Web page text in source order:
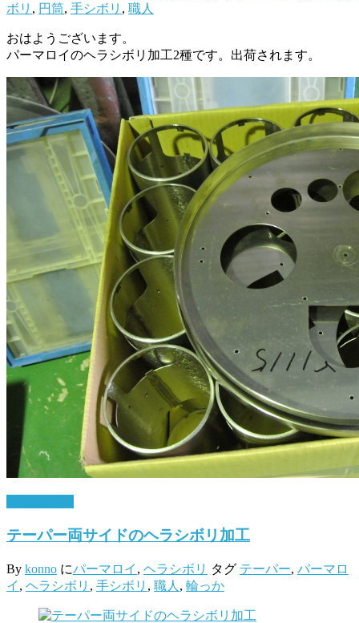
ボリ , 円筒, 手シボリ , 職人
おはようございます。
パーマロイのヘラシボリ加工2種です。出荷されます。
テーパー両サイドのヘラシボリ加工
By konno にパーマロイ , ヘラシボリ タグ テーパー, パーマロ
イ , ヘラシボリ , 手シボリ , 職人 , 輪っか